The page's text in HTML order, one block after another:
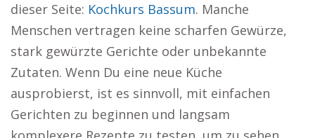
dieser Seite: Kochkurs Bassum. Manche
Menschen vertragen keine scharfen Gewürze,
stark gewürzte Gerichte oder unbekannte
Zutaten. Wenn Du eine neue Küche
ausprobierst, ist es sinnvoll, mit einfachen
Gerichten zu beginnen und langsam